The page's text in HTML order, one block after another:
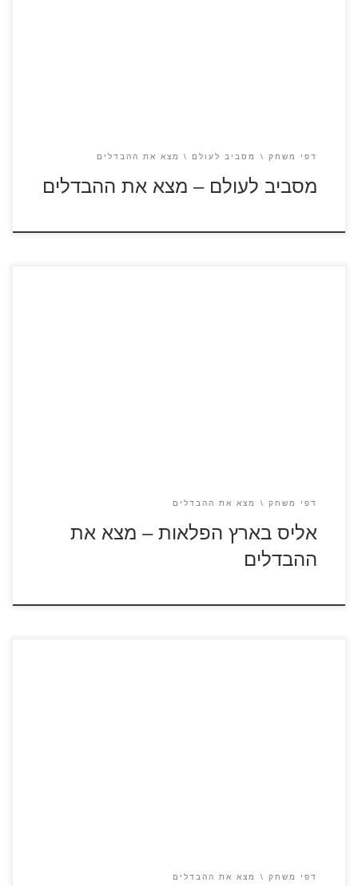
דפי משחק מסביב לעולם מצא את ההבדלים
מסביב לעולם – מצא את ההבדלים
דפי משחק מצא את ההבדלים
אליס בארץ הפלאות – מצא את
ההבדלים
דפי משחק מצא את ההבדלים